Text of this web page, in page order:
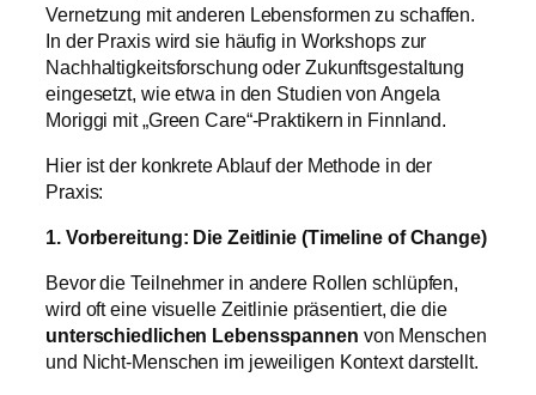
Vernetzung mit anderen Lebensformen zu schaffen.
In der Praxis wird sie häufig in Workshops zur
Nachhaltigkeitsforschung oder Zukunftsgestaltung
eingesetzt, wie etwa in den Studien von Angela
Moriggi mit „Green Care“-Praktikern in Finnland.
Hier ist der konkrete Ablauf der Methode in der
Praxis:
1. Vorbereitung: Die Zeitlinie (Timeline of Change)
Bevor die Teilnehmer in andere Rollen schlüpfen,
wird oft eine visuelle Zeitlinie präsentiert, die die
unterschiedlichen Lebensspannen von Menschen
und Nicht-Menschen im jeweiligen Kontext darstellt.